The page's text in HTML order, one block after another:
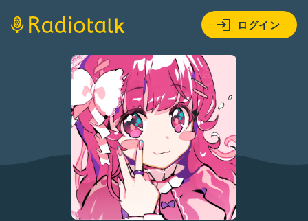
ログイン